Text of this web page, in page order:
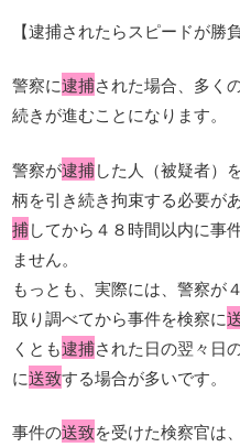
【逮捕されたらスピードが勝負
警察に逮捕された場合、多く
続きが進むことになります。
警察が逮捕した人（被疑者）
柄を引き続き拘束する必要が
捕してから４８時間以内に事
ません。
もっとも、実際には、警察が
取り調べてから事件を検察に
くとも逮捕された日の翌々日
に送致する場合が多いです。
事件の送致を受けた検察官は